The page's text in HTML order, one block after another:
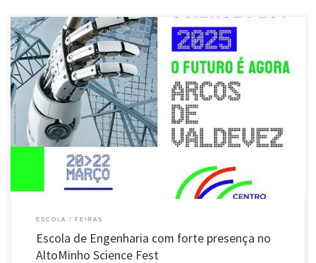
A Escola de Engenharia da UMinho marcou presença na 1ª edição do Alto Minho Science Fest,
um evento de três dias de portas abertas à Ciência e Tecnologia, que inspirou escolas,
famílias e todos os curiosos! Nos passados dias 20 a 22 de março, decorreu no Centro
Ciência Viva dos […]
ESCOLA FEIRAS
Escola de Engenharia com forte presença no
AltoMinho Science Fest